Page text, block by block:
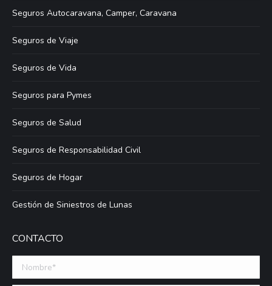
Seguros Autocaravana, Camper, Caravana
Seguros de Viaje
Seguros de Vida
Seguros para Pymes
Seguros de Salud
Seguros de Responsabilidad Civil
Seguros de Hogar
Gestión de Siniestros de Lunas
CONTACTO
Nombre *